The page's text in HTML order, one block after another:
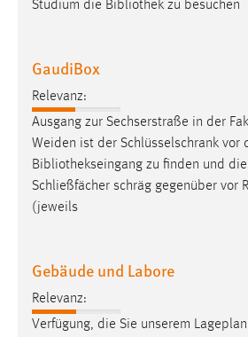
Studium die Bibliothek zu besuchen
GaudiBox
Relevanz:
Ausgang zur Sechserstraße in der
Weiden ist der Schlüsselschrank vor
Bibliothekseingang zu finden und
Schließfächer schräg gegenüber vor
(jeweils
Gebäude und Labore
Relevanz:
Verfügung, die Sie unserem